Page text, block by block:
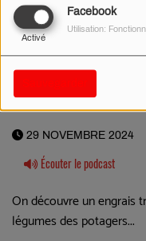
Facebook
Activé
Utilisation:
29 NOVEMBRE 2024
Écouter le podcast
On découvre un engrais
légumes des potagers...